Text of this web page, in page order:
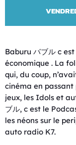
Baburu バブル c
économique . La
qui, du coup,
cinéma en passant
jeux, les Idols et
ブル, c est le
les néons sur le
auto radio K7.